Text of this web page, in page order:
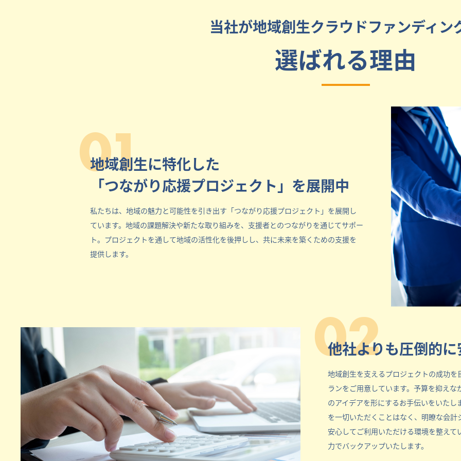
当社が地域創生クラウドファンディン
選ばれる理由
01
地域創生に特化した
「つながり応援プロジェクト」を展開中
私たちは、地域の魅力と可能性を引き出す「つながり応援プロジェクト」を展開し
ています。地域の課題解決や新たな取り組みを、支援者とのつながりを通じてサポー
ト。プロジェクトを通して地域の活性化を後押しし、共に未来を築くための支援を
提供します。
02
他社よりも圧倒的
地域創生を支えるプロジェクトの成功
ランをご用意しています。予算を抑え
のアイデアを形にするお手伝いをいた
を一切いただくことはなく、明瞭な会
安心してご利用いただける環境を整え
力でバックアップいたします。